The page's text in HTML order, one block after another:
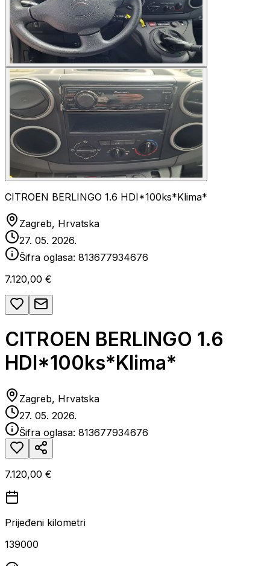
CITROEN BERLINGO 1.6 HDI*100ks*Klima*
Zagreb, Hrvatska
27. 05. 2026.
Šifra oglasa: 813677934676
7.120,00 €
CITROEN BERLINGO 1.6
HDI*100ks*Klima*
Zagreb, Hrvatska
27. 05. 2026.
Šifra oglasa: 813677934676
7.120,00 €
Prijeđeni kilometri
139000